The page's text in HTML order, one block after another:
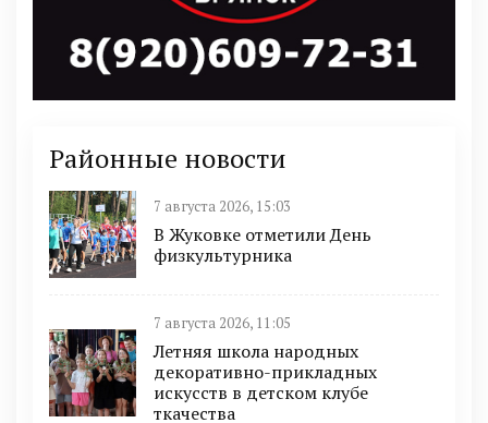
Районные новости
7 августа 2026, 15:03
В Жуковке отметили День
физкультурника
7 августа 2026, 11:05
Летняя школа народных
декоративно-прикладных
искусств в детском клубе
ткачества